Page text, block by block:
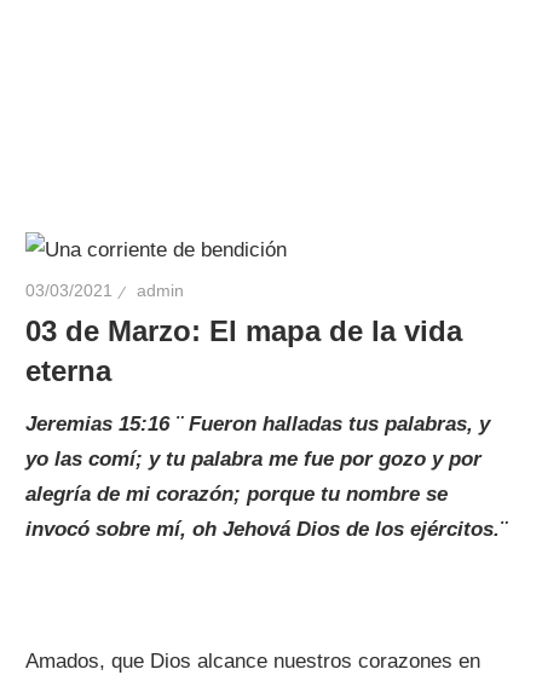
03/03/2021 admin
03 de Marzo: El mapa de la vida
eterna
Jeremias 15:16 ¨ Fueron halladas tus palabras, y
yo las comí; y tu palabra me fue por gozo y por
alegría de mi corazón; porque tu nombre se
invocó sobre mí, oh Jehová Dios de los ejércitos.¨
Amados, que Dios alcance nuestros corazones en